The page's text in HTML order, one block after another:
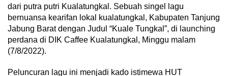
dari putra putri Kualatungkal. Sebuah singel lagu
bernuansa kearifan lokal kualatungkal, Kabupaten Tanjung
Jabung Barat dengan Judul “Kuale Tungkal”, di launching
perdana di DIK Caffee Kualatungkal, Minggu malam
(7/8/2022).
Peluncuran lagu ini menjadi kado istimewa HUT